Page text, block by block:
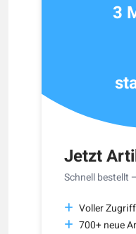
Jetzt
Schnell bestellt
Voller
700+ neue
3